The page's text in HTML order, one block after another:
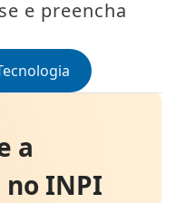
e preencha
a
INPI